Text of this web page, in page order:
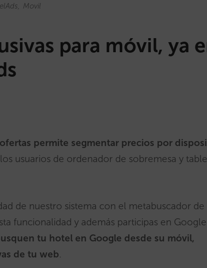
Movil
para móvil, ya
permite segmentar precios por
usuarios de ordenador de sobremesa y
de nuestro sistema con el metabuscador de
funcionalidad y además participas en Google
tu hotel en Google desde su móvil,
de tu web.